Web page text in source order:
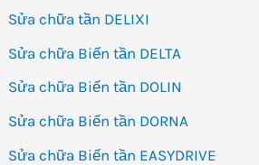
Sửa chữa tần DELIXI
Sửa chữa Biến tần DELTA
Sửa chữa Biến tần DOLIN
Sửa chữa Biến tần DORNA
Sửa chữa Biến tần EASYDRIVE